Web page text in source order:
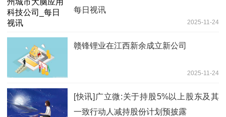
每日视讯
2025-11-24
赣锋锂业在江西新余成立新公司
2025-11-24
[快讯]广立微:关于持股5%以上股东及其
一致行动人减持股份计划预披露